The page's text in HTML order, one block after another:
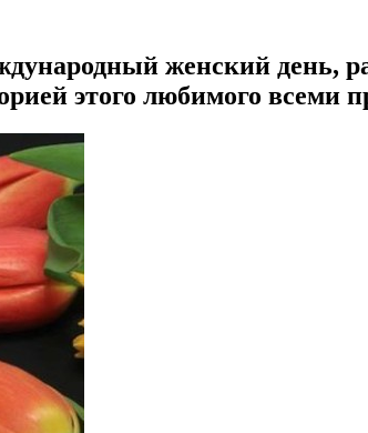
женский день,
этого любимого всеми